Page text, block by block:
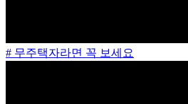
# 무주택자라면 꼭 보세요